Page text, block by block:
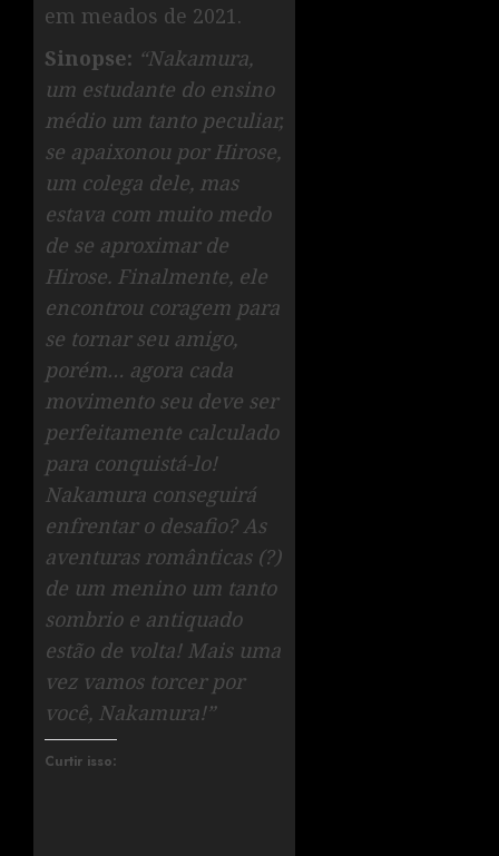
em meados de 2021.
Sinopse: “Nakamura,
um estudante do ensino
médio um tanto peculiar,
se apaixonou por Hirose,
um colega dele, mas
estava com muito medo
de se aproximar de
Hirose. Finalmente, ele
encontrou coragem para
se tornar seu amigo,
porém… agora cada
movimento seu deve ser
perfeitamente calculado
para conquistá-lo!
Nakamura conseguirá
enfrentar o desafio? As
aventuras românticas (?)
de um menino um tanto
sombrio e antiquado
estão de volta! Mais uma
vez vamos torcer por
você, Nakamura!”
Curtir isso: